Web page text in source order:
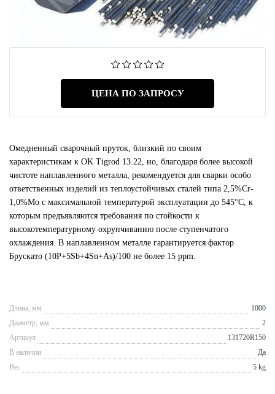
ЦЕНА ПО ЗАПРОСУ
Омедненный сварочный пруток, близкий по своим
характеристикам к OK Tigrod 13.22, но, благодаря более высокой
чистоте наплавленного металла, рекомендуется для сварки особо
ответственных изделий из теплоустойчивых сталей типа 2,5%Cr-
1,0%Mo с максимальной температурой эксплуатации до 545°С, к
которым предъявляются требования по стойкости к
высокотемпературному охрупчиванию после ступенчатого
охлаждения. В наплавленном металле гарантируется фактор
Брускато (10P+5Sb+4Sn+As)/100 не более 15 ppm.
Длина, мм
1000
Диаметр, мм
2
Артикул
131720R150
В наличии
Да
Вес
5 kg